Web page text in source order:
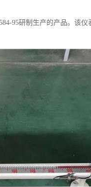
95研制生产的产品。该仪